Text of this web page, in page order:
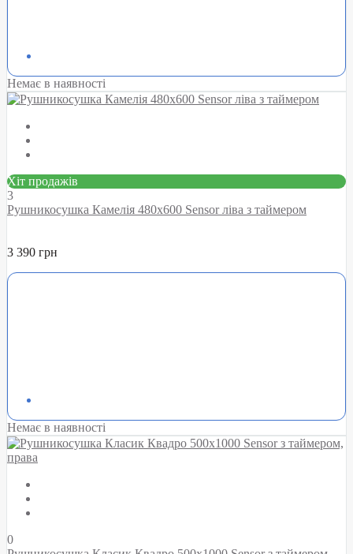
Немає в наявності
Хіт продажів
3
Рушникосушка Камелія 480х600 Sensor ліва з таймером
3 390 грн
Немає в наявності
0